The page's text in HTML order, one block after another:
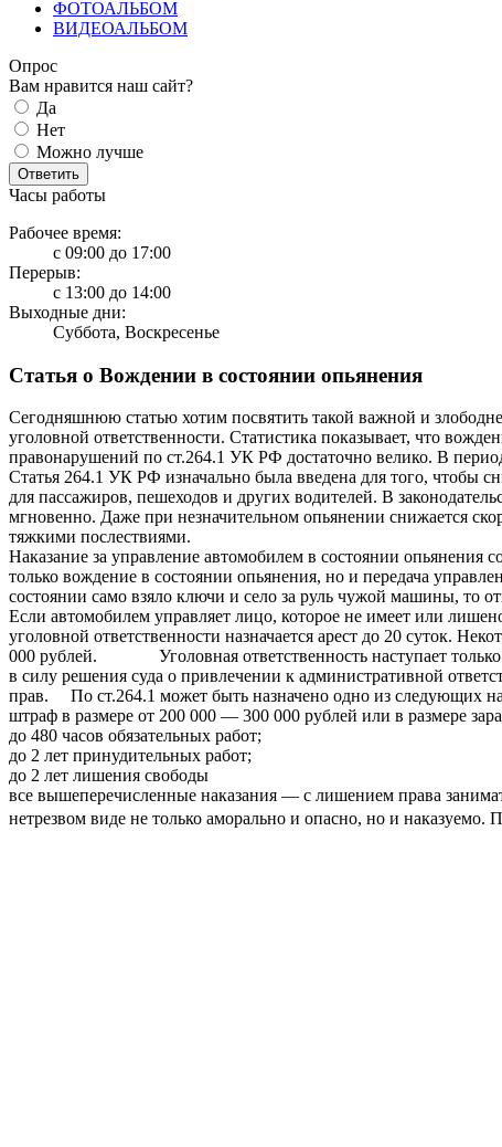
ФОТОАЛЬБОМ
ВИДЕОАЛЬБОМ
Опрос
Вам нравится наш сайт?
Да
Нет
Можно лучше
Ответить
Часы работы
Рабочее время:
с 09:00 до 17:00
Перерыв:
с 13:00 до 14:00
Выходные дни:
Суббота, Воскресенье
Статья о Вождении в состоянии опьянения
Сегодняшнюю статью хотим посвятить такой важной и
уголовной ответственности. Статистика показывает, что
правонарушений по ст.264.1 УК РФ достаточно велико. В
Статья 264.1 УК РФ изначально была введена для того, чтобы
для пассажиров, пешеходов и других водителей. В
мгновенно. Даже при незначительном опьянении снижается
тяжкими послествиями.
Наказание за управление автомобилем в состоянии опьянения
только вождение в состоянии опьянения, но и передача
состоянии само взяло ключи и село за руль чужой машины, то
Если автомобилем управляет лицо, которое не имеет или
уголовной ответственности назначается арест до 20 суток.
000 рублей. Уголовная ответственность наступает только
в силу решения суда о привлечении к административной
прав. По ст.264.1 может быть назначено одно из следующих
штраф в размере от 200 000 — 300 000 рублей или в размере
до 480 часов обязательных работ;
до 2 лет принудительных работ;
до 2 лет лишения свободы
все вышеперечисленные наказания — с лишением права
нетрезвом виде не только аморально и опасно, но и наказуемо.